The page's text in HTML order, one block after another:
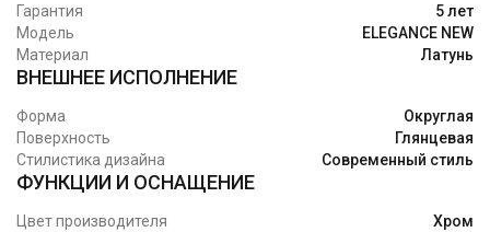
Гарантия
5 лет
Модель
ELEGANCE NEW
Материал
Латунь
ВНЕШНЕЕ ИСПОЛНЕНИЕ
Форма
Округлая
Поверхность
Глянцевая
Стилистика дизайна
Современный стиль
ФУНКЦИИ И ОСНАЩЕНИЕ
Цвет производителя Хром